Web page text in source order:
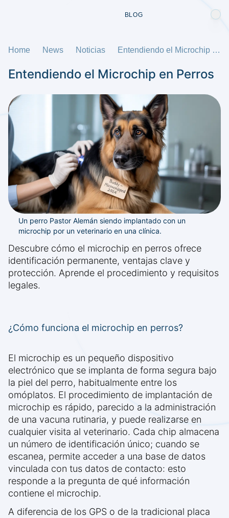
BLOG
Home News Noticias Entendiendo el Microchip en Perros
Entendiendo el Microchip en Perros
Un perro Pastor Alemán siendo implantado con un
microchip por un veterinario en una clínica.
Descubre cómo el microchip en perros ofrece
identificación permanente, ventajas clave y
protección. Aprende el procedimiento y requisitos
legales.
¿Cómo funciona el microchip en perros?
El microchip es un pequeño dispositivo
electrónico que se implanta de forma segura bajo
la piel del perro, habitualmente entre los
omóplatos. El procedimiento de implantación de
microchip es rápido, parecido a la administración
de una vacuna rutinaria, y puede realizarse en
cualquier visita al veterinario. Cada chip almacena
un número de identificación único; cuando se
escanea, permite acceder a una base de datos
vinculada con tus datos de contacto: esto
responde a la pregunta de qué información
contiene el microchip.
A diferencia de los GPS o de la tradicional placa